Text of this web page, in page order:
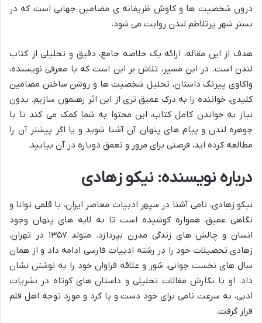
درون شخصیت ها و کاوش ظریفانه ی مضامین جهانی است که در
بستر شهر پرتلاطم لندن روایت می شود.
هدف از این مقاله، ارائه یک خلاصه جامع، دقیق و تحلیلی از کتاب
لندن است. در این مسیر، تلاش بر این است که با معرفی نویسنده،
واکاوی پیرنگ داستان، تحلیل شخصیت ها و روشن ساختن مضامین
کلیدی، خواننده را به درک عمیق تری از این اثر رهنمون سازیم. بدون
نیاز به خواندن کامل کتاب، این محتوا به شما کمک می کند تا با
جوهره لندن و پیام های پنهان آن آشنا شوید و یا اگر پیشتر آن را
مطالعه کرده اید، فرصتی برای مرور و تعمق دوباره در آن بیابید.
درباره نویسنده: نیکو زهادی
نیکو زهادی، نامی آشنا در سپهر ادبیات معاصر ایران، با قلمی توانا و
نگاهی عمیق، همواره کوشیده است تا به لایه های پنهان وجود
انسان و چالش های زندگی مدرن بپردازد. متولد ۱۳۵۷ در تهران،
زهادی تحصیلات خود را در رشته ادبیات فارسی ادامه داد و از همان
سال های نخست جوانی، شور و علاقه فراوان خود را به نوشتن نشان
داد. او با نگارش مقالات تحلیلی و داستان های کوتاه در نشریات
ادبی، به سرعت نامی برای خود دست و پا کرد و مورد توجه اهل قلم
قرار گرفت.